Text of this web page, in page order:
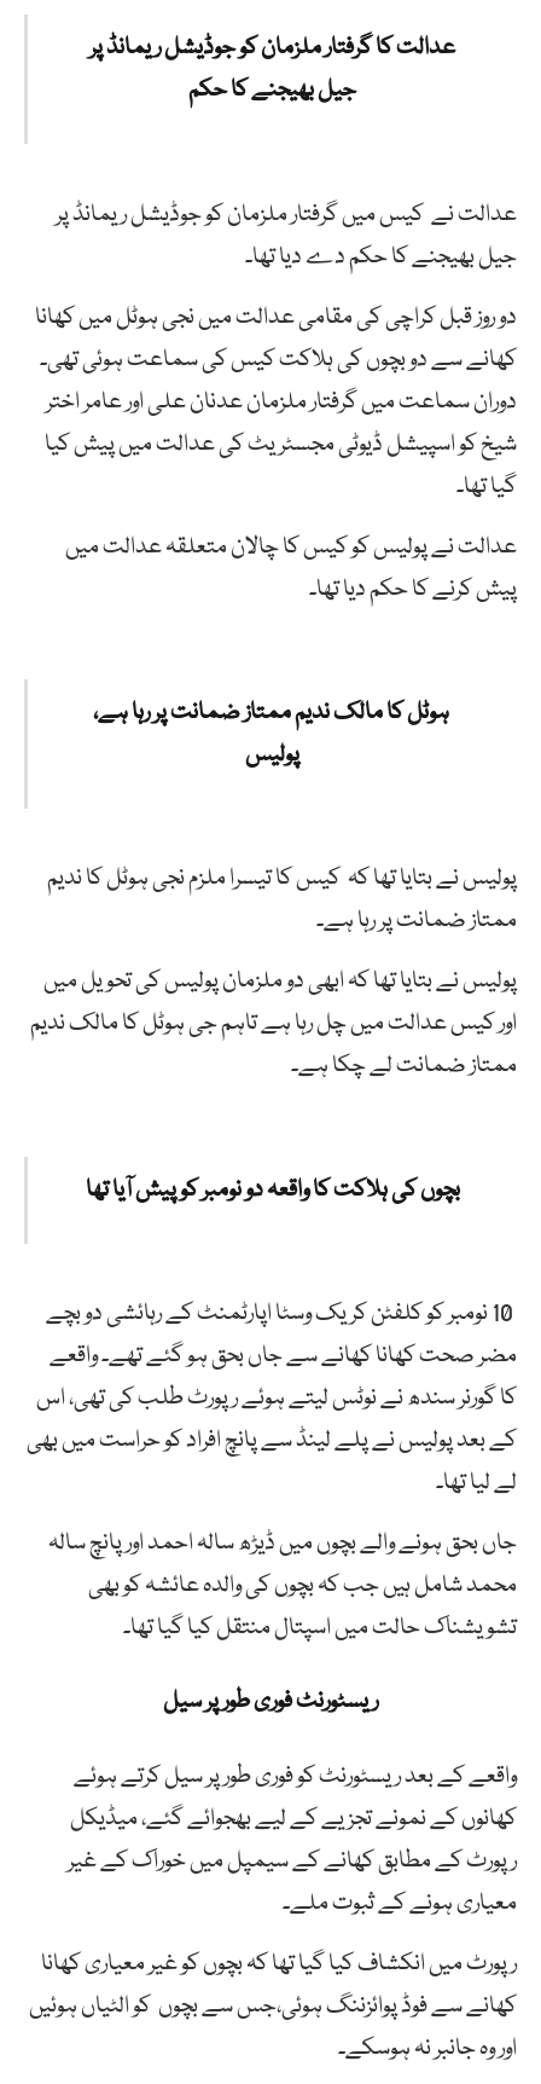
عدالت کا گرفتار ملزمان کو جوڈیشل ریمانڈ پر
جیل بھیجنے کا حکم
عدالت نے کیس میں گرفتار ملزمان کو جوڈیشل ریمانڈ پر
جیل بھیجنے کا حکم دے دیا تھا۔
دو روز قبل کراچی کی مقامی عدالت میں نجی ہوٹل میں کھانا
کھانے سے دو بچوں کی ہلاکت کیس کی سماعت ہوئی تھی۔
دوران سماعت میں گرفتار ملزمان عدنان علی اور عامر اختر
شیخ کو اسپیشل ڈیوٹی مجسٹریٹ کی عدالت میں پیش کیا
گیا تھا۔
عدالت نے پولیس کو کیس کا چالان متعلقہ عدالت میں
پیش کرنے کا حکم دیا تھا۔
ہوٹل کا مالک ندیم ممتاز ضمانت پر رہا ہے،
پولیس
پولیس نے بتایا تھا کہ کیس کا تیسرا ملزم نجی ہوٹل کا ندیم
ممتاز ضمانت پر رہا ہے۔
پولیس نے بتایا تھا کہ ابھی دو ملزمان پولیس کی تحویل میں
اور کیس عدالت میں چل رہا ہے تاہم جی ہوٹل کا مالک ندیم
ممتاز ضمانت لے چکا ہے۔
بچوں کی ہلاکت کا واقعہ دو نومبر کو پیش آیا تھا
10 نومبر کو کلفٹن کریک وسٹا اپارٹمنٹ کے رہائشی دو بچے
مضر صحت کھانا کھانے سے جاں بحق ہو گئے تھے۔ واقعے
کاگورنر سندھ نے نوٹس لیتے ہوئے رپورٹ طلب کی تھی، اس
کے بعد پولیس نے پلے لینڈ سے پانچ افراد کو حراست میں بھی
لے لیا تھا۔
جاں بحق ہونے والے بچوں میں ڈیڑھ سالہ احمد اور پانچ سالہ
محمد شامل ہیں جب کہ بچوں کی والدہ عائشہ کو بھی
تشویشناک حالت میں اسپتال منتقل کیا گیا تھا۔
ریسٹورنٹ فوری طور پر سیل
واقعے کے بعد ریسٹورنٹ کو فوری طور پر سیل کرتے ہوئے
کھانوں کے نمونے تجزیے کے لیے بھجوائے گئے، میڈیکل
رپورٹ کے مطابق کھانے کے سیمپل میں خوراک کے غیر
معیاری ہونے کے ثبوت ملے۔
رپورٹ میں انکشاف کیا گیا تھا کہ بچوں کو غیر معیاری کھانا
کھانے سے فوڈ پوائزننگ ہوئی،جس سے بچوں کو الٹیاں ہوئیں
اور وہ جانبر نہ ہوسکے۔